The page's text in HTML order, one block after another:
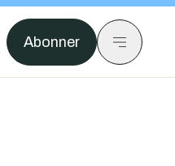
Abonner